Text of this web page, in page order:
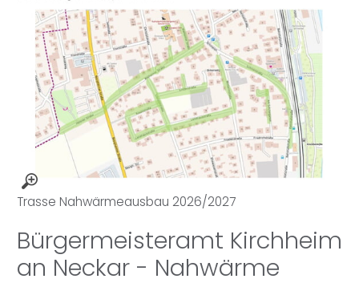
Trasse Nahwärmeausbau 2026/2027
Bürgermeisteramt Kirchheim
an Neckar - Nahwärme